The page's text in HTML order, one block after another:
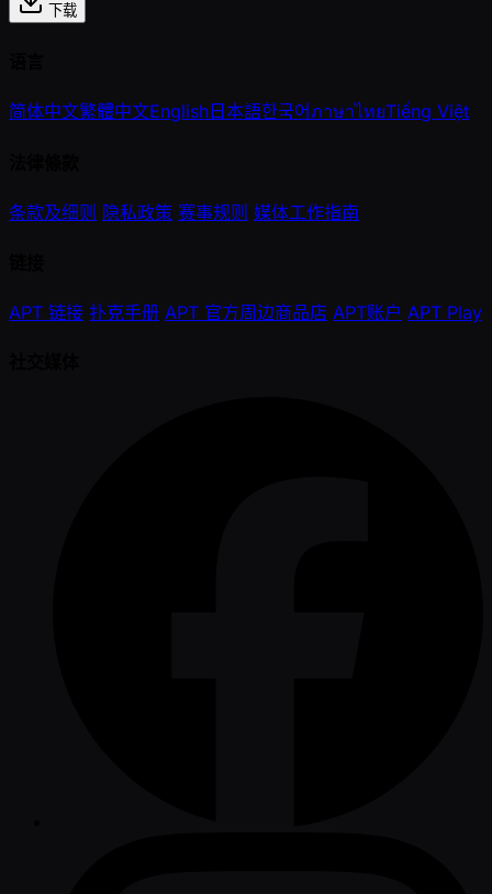
下载
简体中文繁體中文English日本語한국어ภาษาไทยTiếng Việt
条款及细则 隐私政策 赛事规则 媒体工作指南
APT 链接 扑克手册 APT 官方周边商品店 APT账户 APT Play